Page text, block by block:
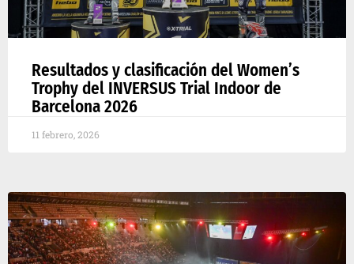
Resultados y clasificación del Women’s
Trophy del INVERSUS Trial Indoor de
Barcelona 2026
11 febrero, 2026